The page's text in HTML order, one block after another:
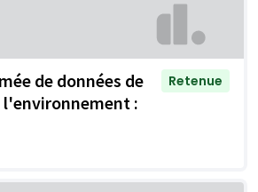
de données de
:
Retenue